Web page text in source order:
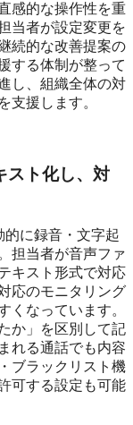
感的な操作性を重
当者が設定変更を
続的な改善提案の
する体制が整って
し、組織全体の対
支援します。
スト化し、対
に録音・文字起
担当者が音声ファ
キスト形式で対応
応のモニタリング
くなっています。
か」を区別して記
れる通話でも内容
ブラックリスト機
可する設定も可能